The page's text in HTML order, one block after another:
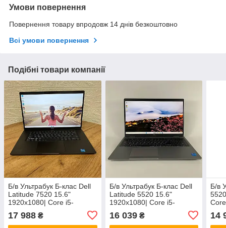
Умови повернення
Повернення товару впродовж 14 днів безкоштовно
Всі умови повернення
Подібні товари компанії
Б/в Ультрабук Б-клас Dell
Latitude 7520 15.6"
1920x1080| Core i5-
GB SSD| Iris Xe
17 988 ₴
Б/в Ультрабук Б-клас Dell
Latitude 5520 15.6"
1920x1080| Core i5-
1135G7| 16 GB RAM| 256
GB SSD| Iris Xe
16 039₴
Б/в
14